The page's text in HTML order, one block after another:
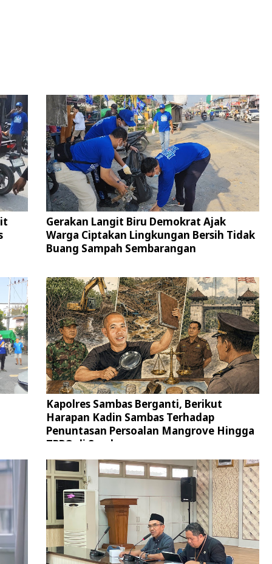
Gerakan Langit Biru Demokrat Ajak
Warga Ciptakan Lingkungan Bersih Tidak
Buang Sampah Sembarangan
Kapolres Sambas Berganti, Berikut
Harapan Kadin Sambas Terhadap
Penuntasan Persoalan Mangrove Hingga
TPPO di Sambas